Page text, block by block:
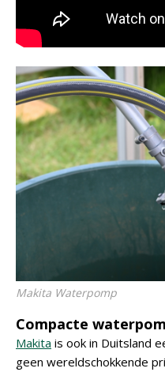
Makita Waterpomp
Compacte
Makita is ook in Duitsland
geen wereldschokkende